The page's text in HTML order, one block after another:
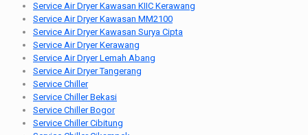
Service Air Dryer Kawasan KIIC Kerawang
Service Air Dryer Kawasan MM2100
Service Air Dryer Kawasan Surya Cipta
Service Air Dryer Kerawang
Service Air Dryer Lemah Abang
Service Air Dryer Tangerang
Service Chiller
Service Chiller Bekasi
Service Chiller Bogor
Service Chiller Cibitung